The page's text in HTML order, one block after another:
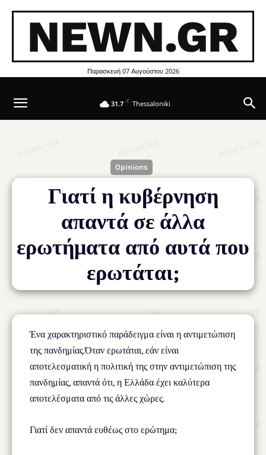
NEWN.GR
Παρασκευή 07 Αυγούστου 2026
31.7 C Thessaloniki
Opinions
Γιατί η κυβέρνηση
απαντά σε άλλα
ερωτήματα από αυτά που
ερωτάται;
Ένα χαρακτηριστικό παράδειγμα είναι η αντιμετώπιση
της πανδημίας.Όταν ερωτάται, εάν είναι
αποτελεσματική η πολιτική της στην αντιμετώπιση της
πανδημίας, απαντά ότι, η Ελλάδα έχει καλύτερα
αποτελέσματα από τις άλλες χώρες.
Γιατί δεν απαντά ευθέως στο ερώτημα;